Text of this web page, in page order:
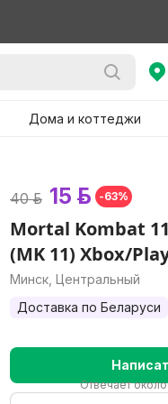
Дома и коттеджи
40 р. 15 р. -63%
Mortal Kombat
(MK 11) Xbox/
Минск, Центральный
Доставка по Беларуси
Отвечает